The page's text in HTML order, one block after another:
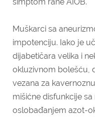
Muškarci sa
impotenciju. Iako je
dijabetičara velika i
okluzivnom bolešću,
vezana za
mišićne disfunkcije
oslobađanjem azot-